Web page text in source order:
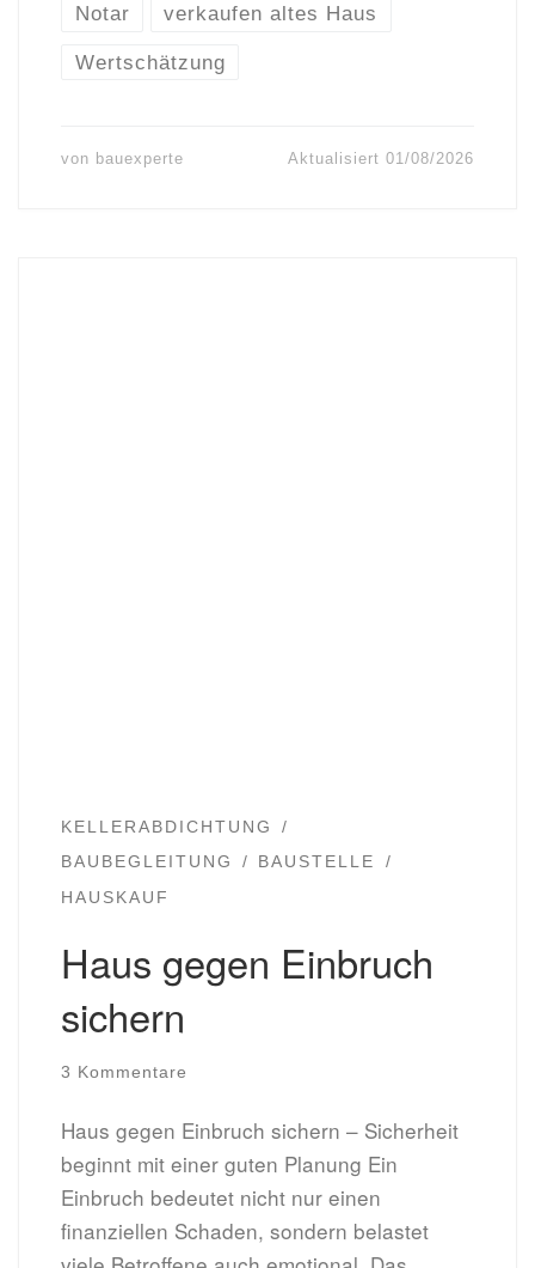
Notar verkaufen altes Haus
Wertschätzung
von bauexperte Aktualisiert01/08/2026
KELLERABDICHTUNG
BAUBEGLEITUNG
BAUSTELLE
HAUSKAUF
Haus gegen Einbruch
sichern
3 Kommentare
Haus gegen Einbruch sichern – Sicherheit
beginnt mit einer guten Planung Ein
Einbruch bedeutet nicht nur einen
finanziellen Schaden, sondern belastet